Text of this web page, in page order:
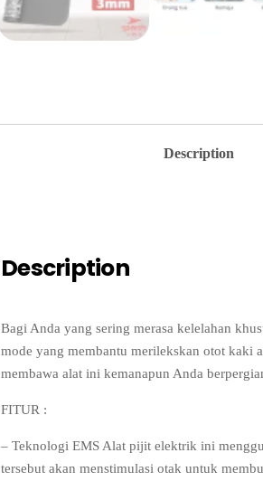
Description
Description
Bagi Anda yang sering merasa kelelahan
mode yang membantu merilekskan otot kaki
membawa alat ini kemanapun Anda
FITUR :
– Teknologi EMS Alat pijit elektrik ini
tersebut akan menstimulasi otak untuk